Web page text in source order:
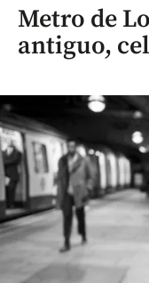
Metro de
antiguo,